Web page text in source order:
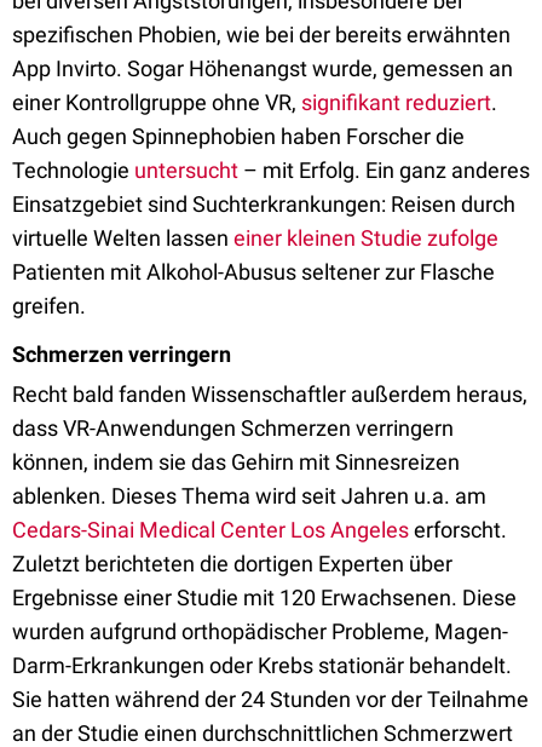
spezifischen Phobien, wie bei der bereits erwähnten
App Invirto. Sogar Höhenangst wurde, gemessen an
einer Kontrollgruppe ohne VR, signifikant reduziert.
Auch gegen Spinnephobien haben Forscher die
Technologie untersucht – mit Erfolg. Ein ganz anderes
Einsatzgebiet sind Suchterkrankungen: Reisen durch
virtuelle Welten lassen einer kleinen Studie zufolge
Patienten mit Alkohol-Abusus seltener zur Flasche
greifen.
Schmerzen verringern
Recht bald fanden Wissenschaftler außerdem heraus,
dass VR-Anwendungen Schmerzen verringern
können, indem sie das Gehirn mit Sinnesreizen
ablenken. Dieses Thema wird seit Jahren u.a. am
Cedars-Sinai Medical Center Los Angeleserforscht.
Zuletzt berichteten die dortigen Experten über
Ergebnisse einer Studie mit 120 Erwachsenen. Diese
wurden aufgrund orthopädischer Probleme, Magen-
Darm-Erkrankungen oder Krebs stationär behandelt.
Sie hatten während der 24 Stunden vor der Teilnahme
an der Studie einen durchschnittlichen Schmerzwert